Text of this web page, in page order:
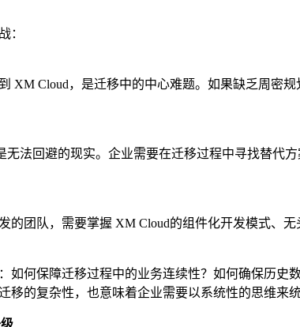
：
XM Cloud，是迁移中的中心难题。如果缺乏周密
法回避的现实。企业需要在迁移过程中寻找替代
团队，需要掌握 XM Cloud的组件化开发模式、
何保障迁移过程中的业务连续性？如何确保历
的复杂性，也意味着企业需要以系统性的思维来